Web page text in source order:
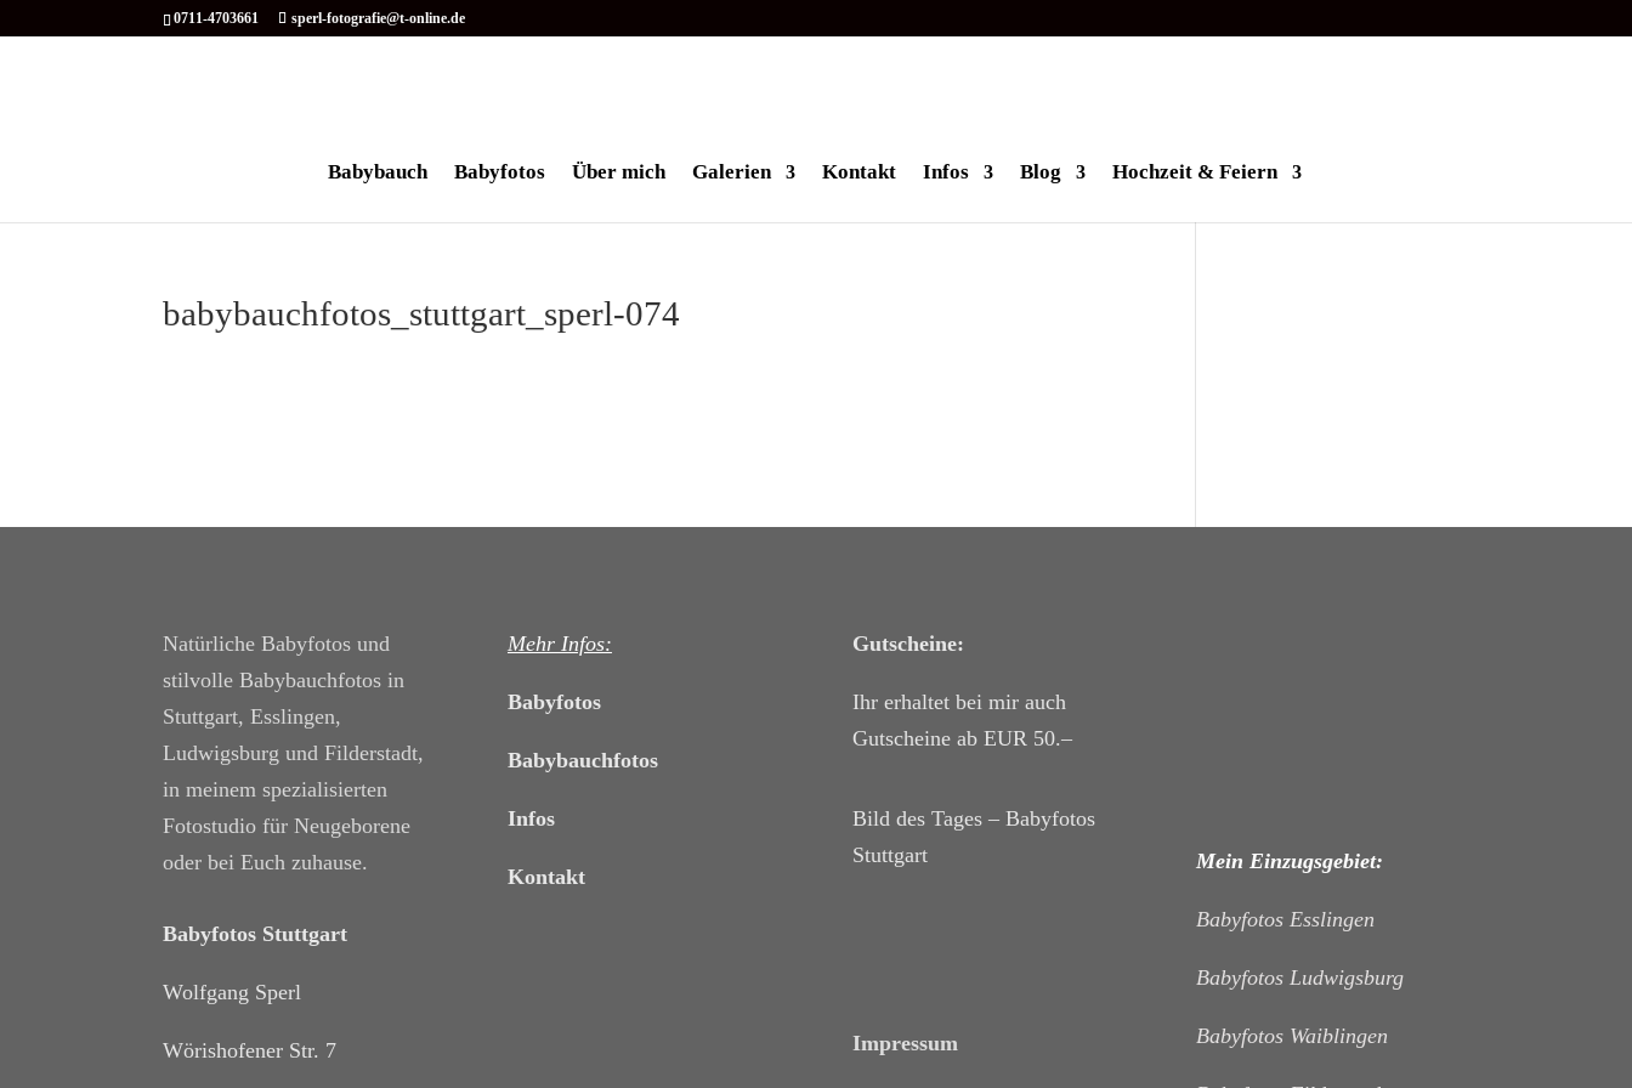
0711-4703661 sperl-fotografie@t-online.de
Babybauch Babyfotos Über mich Galerien Kontakt Infos Blog Hochzeit & Feiern
babybauchfotos_stuttgart_sperl-074
Natürliche Babyfotos und
stilvolle Babybauchfotos in
Stuttgart, Esslingen,
Ludwigsburg und Filderstadt,
in meinem spezialisierten
Fotostudio für Neugeborene
oder bei Euch zuhause.
Babyfotos Stuttgart
Wolfgang Sperl
Wörishofener Str. 7
Mehr Infos:
Babyfotos
Babybauchfotos
Infos
Kontakt
Gutscheine:
Ihr erhaltet bei mir auch
Gutscheine ab EUR 50.–
Bild des Tages – Babyfotos
Stuttgart
Impressum
Mein Einzugsgebiet:
Babyfotos Esslingen
Babyfotos Ludwigsburg
Babyfotos Waiblingen